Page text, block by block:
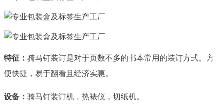
特征： 骑马钉装订是对于页数不多的书本常用的装订方式。 方
便快捷，易于翻看且经济实惠。
设备： 骑马钉装订机，热裱仪，切纸机。